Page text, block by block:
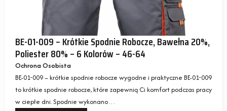
BE-01-009 – Krótkie Spodnie Robocze, Bawełna 20%,
Poliester 80% – 6 Kolorów – 46-64
Ochrona Osobista
BE-01-009 – krótkie spodnie robocze wygodne i praktyczne BE-01-009
to krótkie spodnie robocze, które zapewnią Ci komfort podczas pracy
w ciepłe dni. Spodnie wykonano…